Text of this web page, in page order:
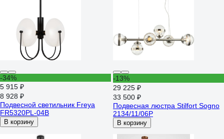
-34%
5 915 ₽
8 928 ₽
Подвесной светильник Freya
FR5320PL-04B
В корзину
-13%
29 225 ₽
33 500 ₽
Подвесная люстра Stilfort Sogno
2134/11/06P
В корзину